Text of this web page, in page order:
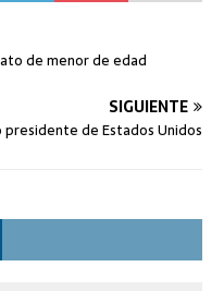
de menor de edad
SIGUIENTE
presidente de Estados Unidos